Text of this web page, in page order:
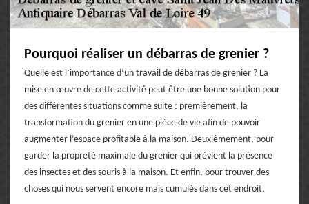
Pourquoi réaliser un débarras de grenier ?
Quelle est l’importance d’un travail de débarras de grenier ? La
mise en œuvre de cette activité peut être une bonne solution pour
des différentes situations comme suite : premièrement, la
transformation du grenier en une pièce de vie afin de pouvoir
augmenter l’espace profitable à la maison. Deuxièmement, pour
garder la propreté maximale du grenier qui prévient la présence
des insectes et des souris à la maison. Et enfin, pour trouver des
choses qui nous servent encore mais cumulés dans cet endroit.